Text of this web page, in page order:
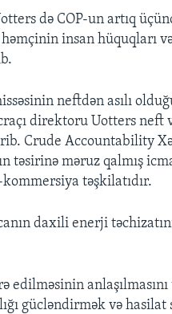
də COP-un artıq
insan hüquqları
neftdən asılı
direktoru Uotters neft
Crude Accountability
təsirinə məruz qalmış
təşkilatıdır.
daxili enerji
edilməsinin
gücləndirmək və